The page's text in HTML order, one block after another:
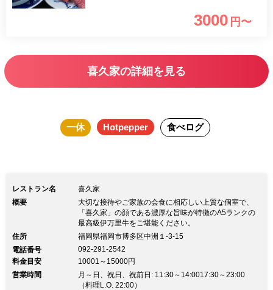
3000 円〜
喜久家の詳細を見る
一休 Hotpepper 食べログ
レストラン名
喜久家
概要
大切な接待やご家族の会食に相応しい上質な個室で、
「喜久家」の顔である濃厚な旨味が特徴のA5ランクの
最高級伊万里牛をご堪能ください。
住所
福岡県福岡市博多区中洲１-3-15
電話番号
092-291-2542
料金目安
10001～15000円
営業時間
月～日、祝日、祝前日: 11:30～14:0017:30～23:00
（料理L.O. 22:00）